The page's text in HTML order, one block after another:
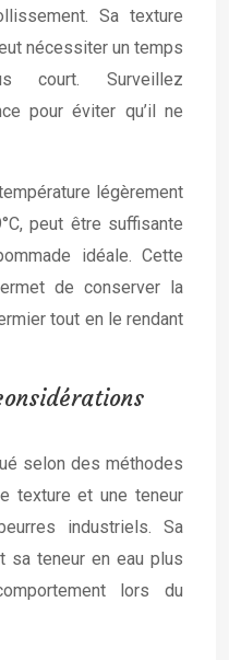
Sa texture
nécessiter un temps
court. Surveillez
pour éviter qu’il ne
légèrement
peut être suffisante
idéale. Cette
de conserver la
tout en le rendant
selon des méthodes
texture et une teneur
industriels. Sa
sa teneur en eau plus
lors du